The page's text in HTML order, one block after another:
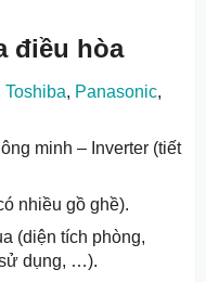
điều hòa
Toshiba, Panasonic,
minh – Inverter (tiết
nhiều gồ ghề).
(diện tích phòng,
dụng, …).